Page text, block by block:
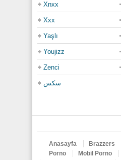
Xnxx
Xxx
Yaşlı
Youjizz
Zenci
سكس
Anasayfa Brazzers
Porno
Mobil Porno